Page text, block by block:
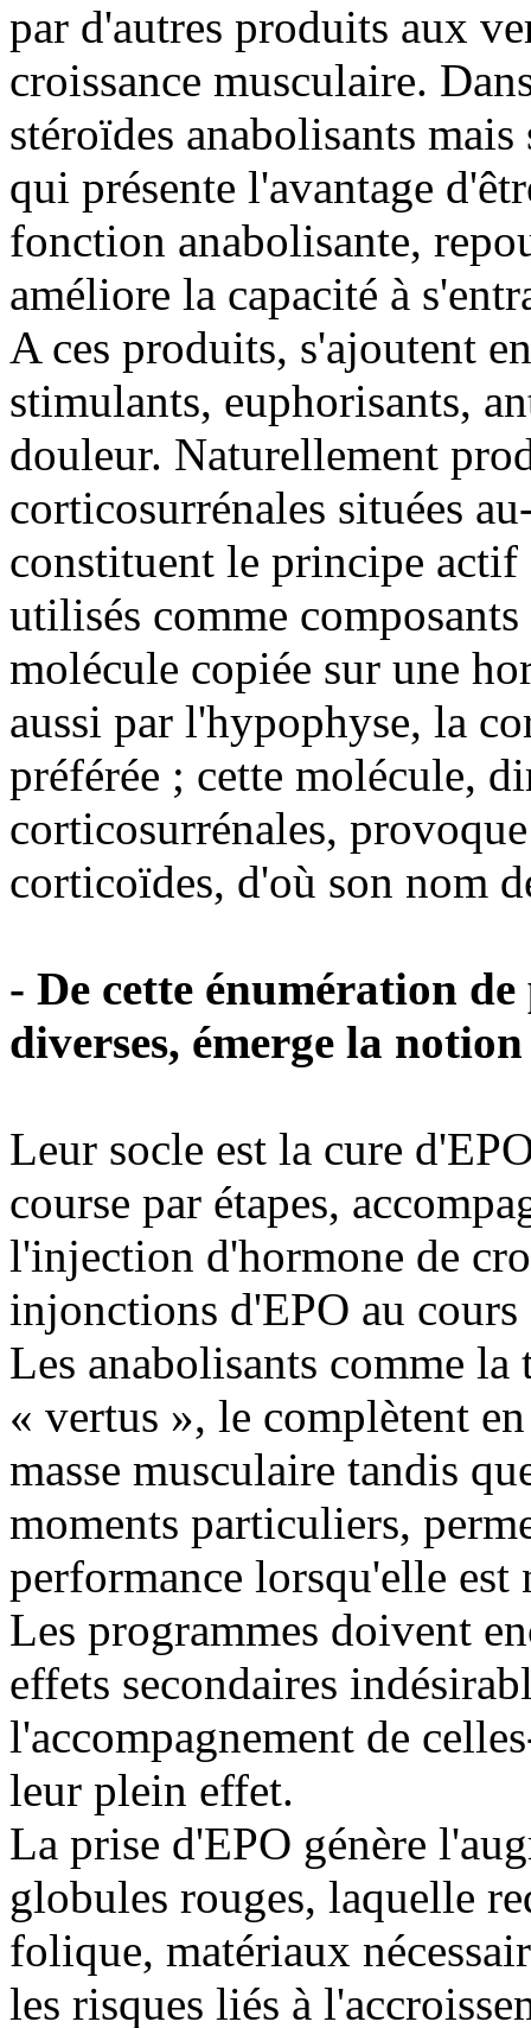
par d'autres produits aux
croissance musculaire.
stéroïdes anabolisants
qui présente l'avantage
fonction anabolisante,
améliore la capacité à
A ces produits, s'ajoutent
stimulants, euphorisants,
douleur. Naturellement
corticosurrénales situées
constituent le principe actif
utilisés comme
molécule copiée sur une
aussi par l'hypophyse, la
préférée ; cette molécule,
corticosurrénales,
corticoïdes, d'où son nom
- De cette énumération
diverses, émerge la
Leur socle est la cure
course par étapes,
l'injection d'hormone de
injonctions d'EPO au cours
Les anabolisants comme la
« vertus », le complètent
masse musculaire tandis
moments particuliers,
performance lorsqu'elle est
Les programmes doivent
effets secondaires
l'accompagnement de
leur plein effet.
La prise d'EPO génère
globules rouges, laquelle
folique, matériaux
les risques liés à